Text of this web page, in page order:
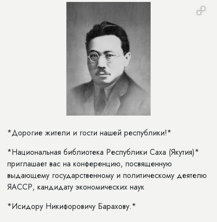
*Дорогие жители и гости нашей республики!*
*Национальная библиотека Республики Саха (Якутия)*
приглашает вас на конференцию, посвященную
выдающему государственному и политическому деятелю
ЯАССР, кандидату экономических наук
*Исидору Никифоровичу Барахову.*